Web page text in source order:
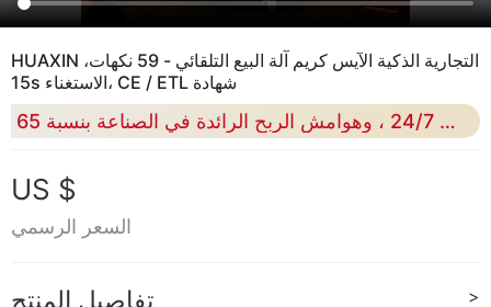
HUAXIN التجارية الذكية الآيس كريم آلة البيع التلقائي - 59 نكهات،
15s الاستغناء، CE / ETL شهادة
قم بتحويل عملك مع التوزيع الآلي لمدة 15 ثانية ، والإدارة الذكية 24/7 ، وهوامش الربح الرائدة في الصناعة بنسبة 65٪
US $
السعر الرسمي
تفاصيل المنتج >